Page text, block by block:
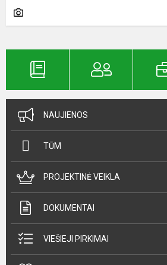
NAUJIENOS
TŪM
PROJEKTINĖ VEIKLA
DOKUMENTAI
VIEŠIEJI PIRKIMAI